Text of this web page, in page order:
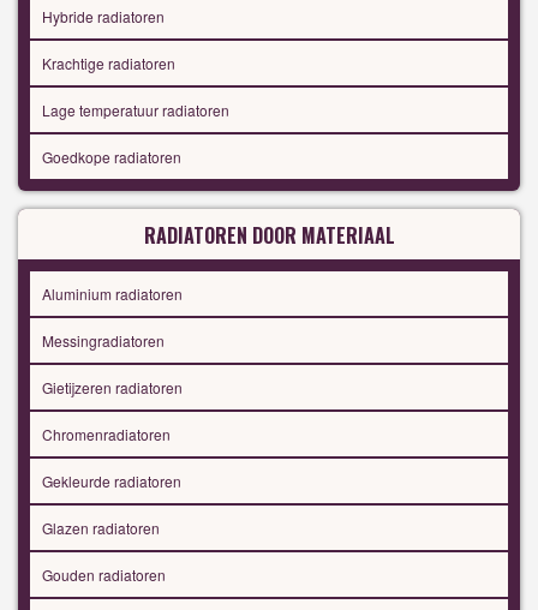
Hybride radiatoren
Krachtige radiatoren
Lage temperatuur radiatoren
Goedkope radiatoren
RADIATOREN DOOR MATERIAAL
Aluminium radiatoren
Messingradiatoren
Gietijzeren radiatoren
Chromenradiatoren
Gekleurde radiatoren
Glazen radiatoren
Gouden radiatoren